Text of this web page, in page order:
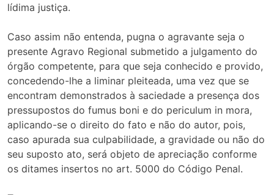
lídima justiça.
Caso assim não entenda, pugna o agravante seja o
presente Agravo Regional submetido a julgamento do
órgão competente, para que seja conhecido e provido,
concedendo-lhe a liminar pleiteada, uma vez que se
encontram demonstrados à saciedade a presença dos
pressupostos do fumus boni e do periculum in mora,
aplicando-se o direito do fato e não do autor, pois,
caso apurada sua culpabilidade, a gravidade ou não do
seu suposto ato, será objeto de apreciação conforme
os ditames insertos no art. 5000 do Código Penal.